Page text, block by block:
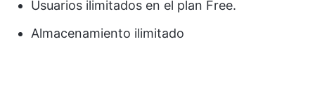
Usuarios ilimitados en el plan Free.
Almacenamiento ilimitado